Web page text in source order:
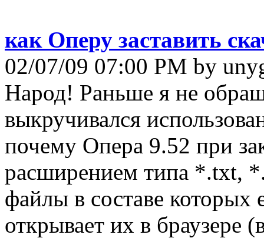
как Оперу заставить
02/07/09 07:00 PM by
Народ! Раньше я не
выкручивался
почему Опера 9.52 при
расширением типа *.txt,
файлы в составе которых
открывает их в браузере